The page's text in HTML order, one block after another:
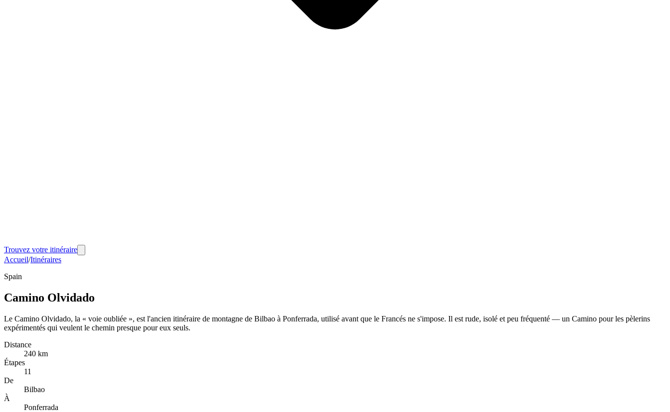
Trouvez votre itinéraire
Accueil/Itinéraires
Spain
Camino Olvidado
Le Camino Olvidado, la « voie oubliée », est l'ancien itinéraire de montagne de Bilbao à Ponferrada, utilisé avant que le Francés ne s'impose. Il est rude, isolé et peu fréquenté — un Camino pour les pèlerins
expérimentés qui veulent le chemin presque pour eux seuls.
Distance
240 km
Étapes
11
De
Bilbao
À
Ponferrada